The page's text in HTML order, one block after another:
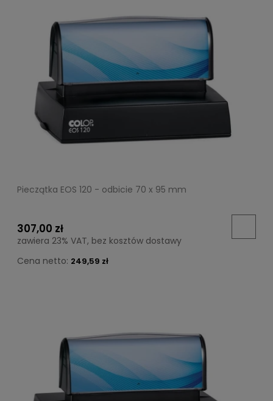
Pieczątka EOS 120 - odbicie 70 x 95 mm
307,00 zł
zawiera 23% VAT, bez kosztów dostawy
Cena netto: 249,59 zł